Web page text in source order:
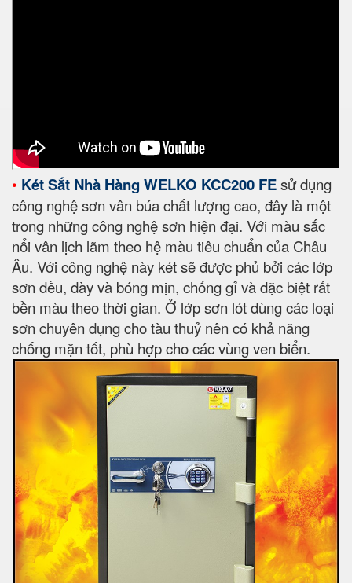
• Két Sắt Nhà Hàng WELKO KCC200 FEsử dụng
công nghệ sơn vân búa chất lượng cao, đây là một
trong những công nghệ sơn hiện đại. Với màu sắc
nổi vân lịch lãm theo hệ màu tiêu chuẩn của Châu
Âu. Với công nghệ này két sẽ được phủ bởi các lớp
sơn đều, dày và bóng mịn, chống gỉ và đặc biệt rất
bền màu theo thời gian. Ở lớp sơn lót dùng các loại
sơn chuyên dụng cho tàu thuỷ nên có khả năng
chống mặn tốt, phù hợp cho các vùng ven biển.